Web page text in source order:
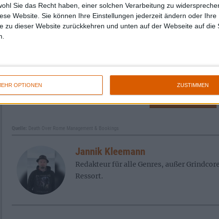
Sie das Recht haben, einer solchen Verarbeitung zu
Website. Sie können Ihre Einstellungen jederzeit ändern oder Ihre
zu dieser Website zurückkehren und unten auf der Webseite auf die
OPTIONEN ZUSTIMMEN
Zur Startseite
Jannik Kleemann
Redakteur für alle Genres, außer
Ressort.